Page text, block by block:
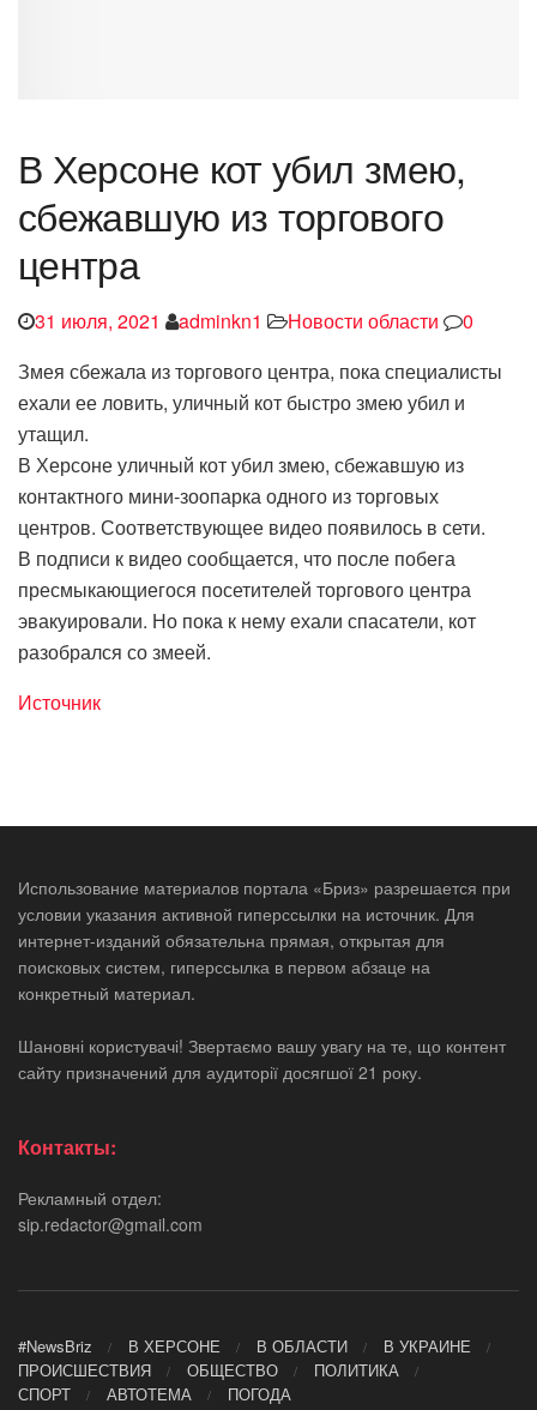
В Херсоне кот убил змею,
сбежавшую из торгового
центра
31 июля, 2021 adminkn1 Новости области
0
Змея сбежала из торгового центра, пока специалисты
ехали ее ловить, уличный кот быстро змею убил и
утащил.
В Херсоне уличный кот убил змею, сбежавшую из
контактного мини-зоопарка одного из торговых
центров. Соответствующее видео появилось в сети.
В подписи к видео сообщается, что после побега
пресмыкающиегося посетителей торгового центра
эвакуировали. Но пока к нему ехали спасатели, кот
разобрался со змеей.
Источник
Использование материалов портала «Бриз» разрешается при
условии указания активной гиперссылки на источник. Для
интернет-изданий обязательна прямая, открытая для
поисковых систем, гиперссылка в первом абзаце на
конкретный материал.
Шановні користувачі! Звертаємо вашу увагу на те, що контент
сайту призначений для аудиторії досягшої 21 року.
Контакты:
Рекламный отдел:
sip.redactor@gmail.com
#NewsBriz В ХЕРСОНЕ В ОБЛАСТИ
В УКРАИНЕ
ПРОИСШЕСТВИЯ
ОБЩЕСТВО
ПОЛИТИКА
СПОРТ
АВТОТЕМА ПОГОДА